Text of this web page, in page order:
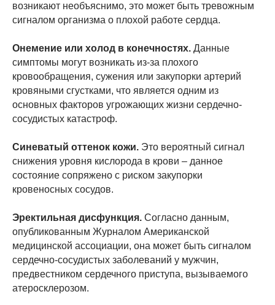
возникают необъяснимо, это может быть тревожным
сигналом организма о плохой работе сердца.
Онемение или холод в конечностях. Данные
симптомы могут возникать из-за плохого
кровообращения, сужения или закупорки артерий
кровяными сгустками, что является одним из
основных факторов угрожающих жизни сердечно-
сосудистых катастроф.
Синеватый оттенок кожи. Это вероятный сигнал
снижения уровня кислорода в крови – данное
состояние сопряжено с риском закупорки
кровеносных сосудов.
Эректильная дисфункция. Согласно данным,
опубликованным Журналом Американской
медицинской ассоциации, она может быть сигналом
сердечно-сосудистых заболеваний у мужчин,
предвестником сердечного приступа, вызываемого
атеросклерозом.